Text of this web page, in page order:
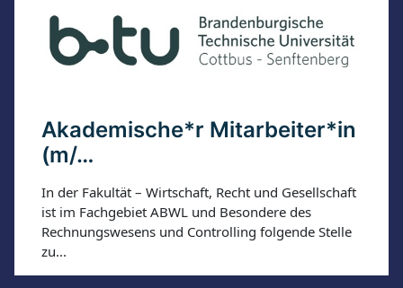
Akademische*r Mitarbeiter*in
(m/…
In der Fakultät – Wirtschaft, Recht und Gesellschaft
ist im Fachgebiet ABWL und Besondere des
Rechnungswesens und Controlling folgende Stelle
zu...